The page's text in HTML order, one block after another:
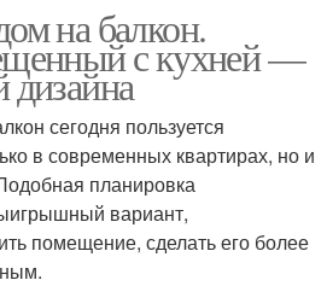
на балкон.
с кухней —
дизайна
сегодня пользуется
в современных квартирах, но и
планировка
вариант,
помещение, сделать его более